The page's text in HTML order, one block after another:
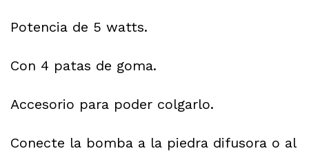
Potencia de 5 watts.
Con 4 patas de goma.
Accesorio para poder colgarlo.
Conecte la bomba a la piedra difusora o al